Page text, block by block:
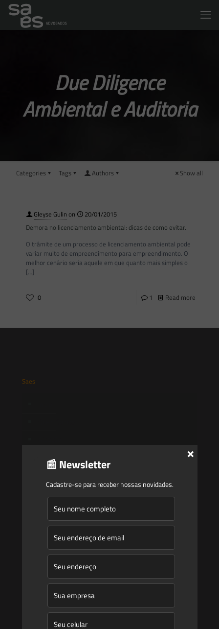
Due Diligence
Ambiental e Auditoria
Categories Tags Authors Show all
Gleyse Gulin on
20/01/2015
Demora no licenciamento ambiental: dicas de como evitar.
O trâmite de um processo de licenciamento ambiental pode
variar muito de empreendimento para empreendimento. O
melhor cenário seria aquele em que quanto mais simples o
[…]
0 1 Read more
Saes
Equipe
Artigos
Novidades Legislativas
Contato
📰 Newsletter
Cadastre-se para receber nossas novidades.
×